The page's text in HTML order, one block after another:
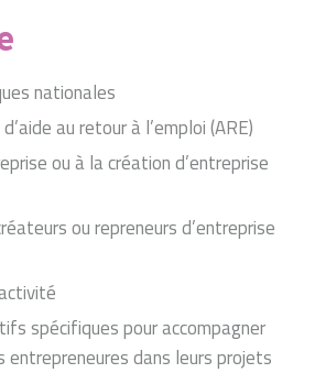
nationales
au retour à l’emploi (ARE)
ou à la création d’entreprise
ou repreneurs d’entreprise
spécifiques pour accompagner
entrepreneures dans leurs projets